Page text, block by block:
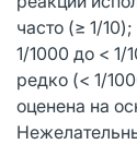
часто (≥ 1/
1/1000 до < 1/
редко (< 1/
оценена на